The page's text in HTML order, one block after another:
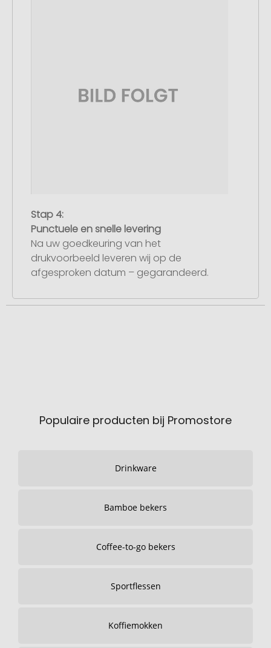
Stap 4:
Punctuele en snelle levering
Na uw goedkeuring van het
drukvoorbeeld leveren wij op de
afgesproken datum – gegarandeerd.
Populaire producten bij Promostore
Drinkware
Bamboe bekers
Coffee-to-go bekers
Sportflessen
Koffiemokken